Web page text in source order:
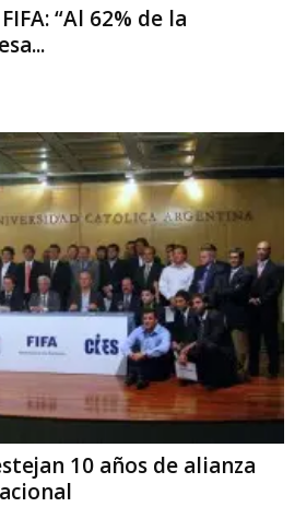
“Al 62% de la
10 años de alianza